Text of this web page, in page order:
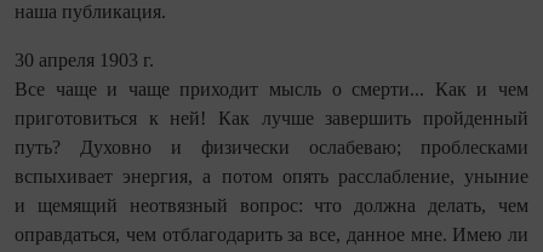
наша публикация.
30 апреля 1903 г.
Все чаще и чаще приходит мысль о смерти... Как и чем
приготовиться к ней! Как лучше завершить пройденный
путь? Духовно и физически ослабеваю; проблесками
вспыхивает энергия, а потом опять расслабление, уныние
и щемящий неотвязный вопрос: что должна делать, чем
оправдаться, чем отблагодарить за все, данное мне. Имею ли